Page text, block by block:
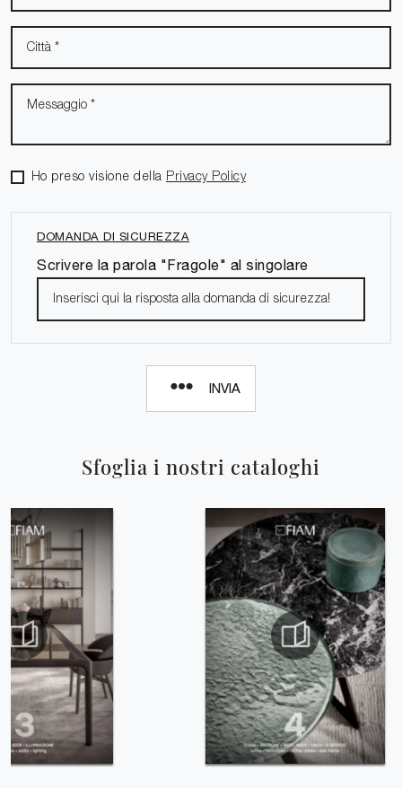
Sfoglia i nostri cataloghi
Ho preso visione della Privacy Policy
DOMANDA DI SICUREZZA
Scrivere la parola "Fragole" al singolare
INVIA